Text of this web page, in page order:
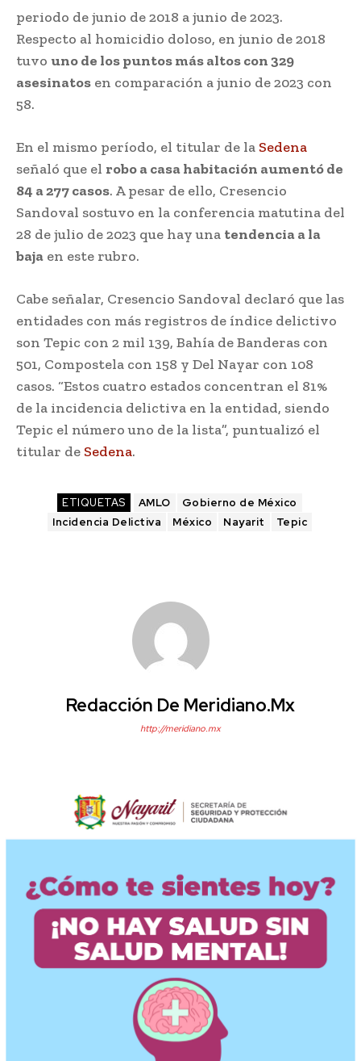
periodo de junio de 2018 a junio de 2023.
Respecto al homicidio doloso, en junio de 2018
tuvo uno de los puntos más altos con 329
asesinatos en comparación a junio de 2023 con
58.
En el mismo período, el titular de la Sedena
señaló que el robo a casa habitación aumentó de
84 a 277 casos. A pesar de ello, Cresencio
Sandoval sostuvo en la conferencia matutina del
28 de julio de 2023 que hay una tendencia a la
baja en este rubro.
Cabe señalar, Cresencio Sandoval declaró que las
entidades con más registros de índice delictivo
son Tepic con 2 mil 139, Bahía de Banderas con
501, Compostela con 158 y Del Nayar con 108
casos. “Estos cuatro estados concentran el 81%
de la incidencia delictiva en la entidad, siendo
Tepic el número uno de la lista”, puntualizó el
titular de Sedena.
ETIQUETAS AMLO
Gobierno de México
Incidencia Delictiva
México Nayarit Tepic
Redacción De Meridiano.mx
http://meridiano.mx